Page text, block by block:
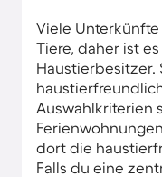
Viele
Tiere, daher ist
Haustierbesitzer.
Auswahlkriterien
dort die
Falls du eine